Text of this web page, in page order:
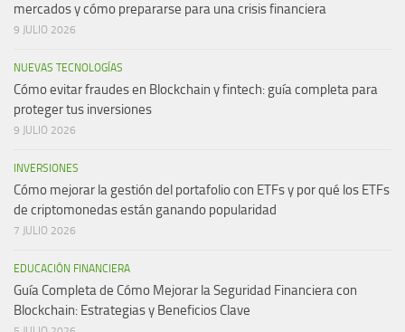
mercados y cómo prepararse para una crisis financiera
9 JULIO 2026
NUEVAS TECNOLOGÍAS
Cómo evitar fraudes en Blockchain y fintech: guía completa para
proteger tus inversiones
9 JULIO 2026
INVERSIONES
Cómo mejorar la gestión del portafolio con ETFs y por qué los ETFs
de criptomonedas están ganando popularidad
7 JULIO 2026
EDUCACIÓN FINANCIERA
Guía Completa de Cómo Mejorar la Seguridad Financiera con
Blockchain: Estrategias y Beneficios Clave